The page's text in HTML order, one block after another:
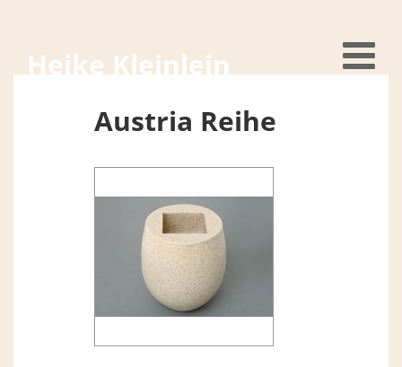
Heike Kleinlein
Austria Reihe